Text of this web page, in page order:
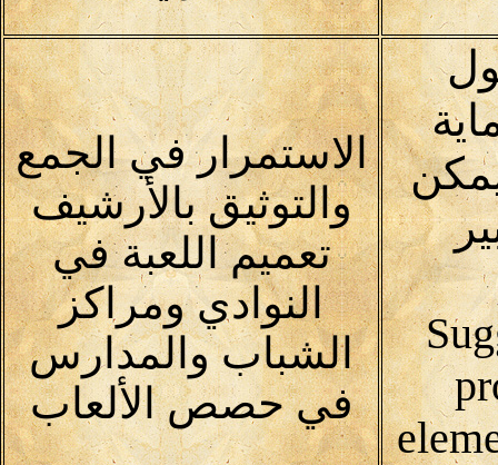
الاستمرار في الجمع
والتوثيق بالأرشيف
تعميم اللعبة في
النوادي ومراكز
الشباب والمدارس
في حصص الألعاب